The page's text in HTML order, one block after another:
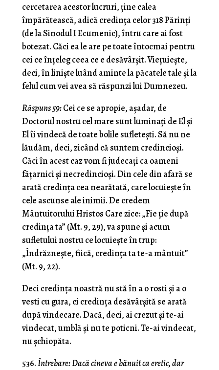
cercetarea acestor lucruri, ţine calea
împărătească, adică credinţa celor 318 Părinţi
(de la Sinodul I Ecumenic), întru care ai fost
botezat. Căci ea le are pe toate întocmai pentru
cei ce înţeleg ceea ce e desăvârşit. Vieţuieşte,
deci, în linişte luând aminte la păcatele tale şi la
felul cum vei avea să răspunzi lui Dumnezeu.
Răspuns 59:Cei ce se apropie, aşadar, de
Doctorul nostru cel mare sunt luminaţi de El şi
El îi vindecă de toate bolile sufleteşti. Să nu ne
lăudăm, deci, zicând că suntem credincioşi.
Căci în acest caz vom fi judecaţi ca oameni
făţarnici şi necredincioşi. Din cele din afară se
arată credinţa cea nearătată, care locuieşte în
cele ascunse ale inimii. De credem
Mântuitorului Hristos Care zice: „Fie ţie după
credinţa ta” (Mt. 9, 29), va spune şi acum
sufletului nostru ce locuieşte în trup:
„Îndrăzneşte, fiică, credinţa ta te-a mântuit”
(Mt. 9, 22).
Deci credinţa noastră nu stă în a o rosti şi a o
vesti cu gura, ci cre­dinţa desăvârşită se arată
după vindecare. Dacă, deci, ai crezut şi te-ai
vindecat, umblă şi nu te poticni. Te-ai vindecat,
nu şchiopăta.
536.Întrebare:Dacă cineva e bănuit ca eretic, dar